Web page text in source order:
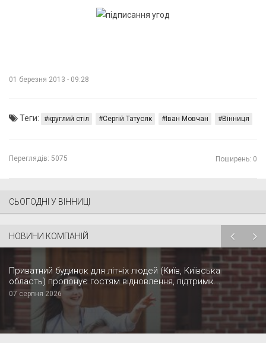
01 березня 2013 - 09:28
Теги: круглий стіл Сергій Татусяк Іван Мовчан Вінниця
Переглядів: 5075 Поширень: 0
СЬОГОДНІ У ВІННИЦІ
НОВИНИ КОМПАНІЙ
Приватний будинок для літніх людей (Київ, Київська
область) пропонує гостям відновлення, підтримк...
07 серпня 2026